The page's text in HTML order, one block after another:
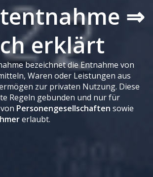
⇒
erklärt
bezeichnet die Entnahme von
Waren oder Leistungen aus
zur privaten Nutzung. Diese
Regeln gebunden und nur für
Personengesellschaften sowie
erlaubt.